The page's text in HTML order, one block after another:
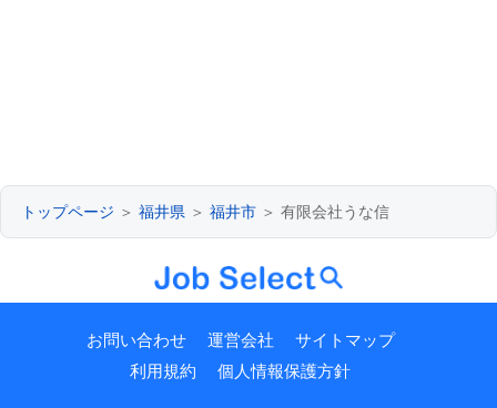
トップページ ＞ 福井県 ＞ 福井市 ＞ 有限会社うな信
お問い合わせ 運営会社
サイトマップ
利用規約
個人情報保護方針